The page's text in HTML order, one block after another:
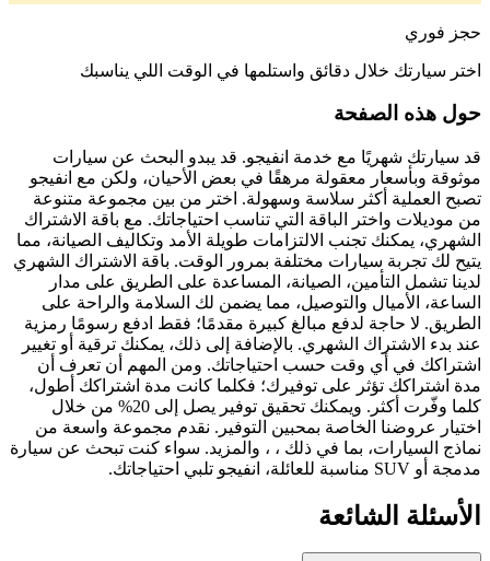
حجز فوري
اختر سيارتك خلال دقائق واستلمها في الوقت اللي يناسبك
حول هذه الصفحة
قد سيارتك شهريًا مع خدمة انفيجو. قد يبدو البحث عن سيارات
موثوقة وبأسعار معقولة مرهقًا في بعض الأحيان، ولكن مع انفيجو
تصبح العملية أكثر سلاسة وسهولة. اختر من بين مجموعة متنوعة
من موديلات واختر الباقة التي تناسب احتياجاتك. مع باقة الاشتراك
الشهري، يمكنك تجنب الالتزامات طويلة الأمد وتكاليف الصيانة، مما
يتيح لك تجربة سيارات مختلفة بمرور الوقت. باقة الاشتراك الشهري
لدينا تشمل التأمين، الصيانة، المساعدة على الطريق على مدار
الساعة، الأميال والتوصيل، مما يضمن لك السلامة والراحة على
الطريق. لا حاجة لدفع مبالغ كبيرة مقدمًا؛ فقط ادفع رسومًا رمزية
عند بدء الاشتراك الشهري. بالإضافة إلى ذلك، يمكنك ترقية أو تغيير
اشتراكك في أي وقت حسب احتياجاتك. ومن المهم أن تعرف أن
مدة اشتراكك تؤثر على توفيرك؛ فكلما كانت مدة اشتراكك أطول،
كلما وفّرت أكثر. ويمكنك تحقيق توفير يصل إلى 20% من خلال
اختيار عروضنا الخاصة بمحبين التوفير. نقدم مجموعة واسعة من
نماذج السيارات، بما في ذلك ، ، والمزيد. سواء كنت تبحث عن سيارة
مدمجة أو SUV مناسبة للعائلة، انفيجو تلبي احتياجاتك.
الأسئلة الشائعة